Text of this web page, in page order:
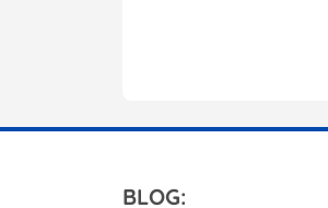
BLOG: